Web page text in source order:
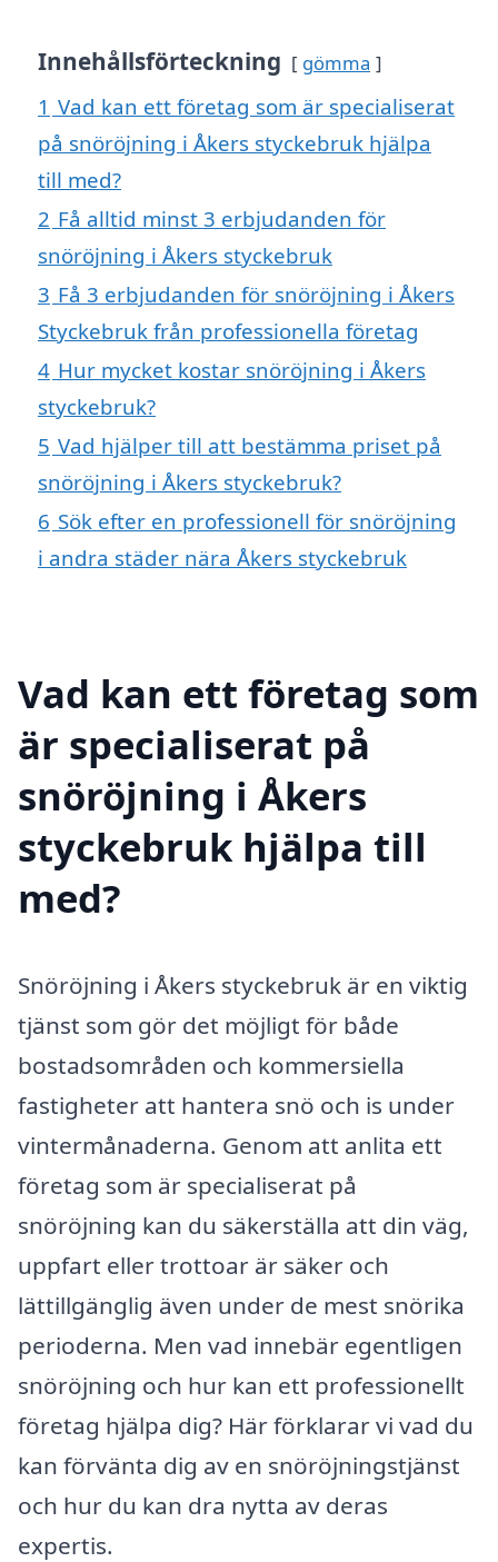
Innehållsförteckning gömma
1 Vad kan ett företag som är specialiserat
på snöröjning i Åkers styckebruk hjälpa
till med?
2 Få alltid minst 3 erbjudanden för
snöröjning i Åkers styckebruk
3 Få 3 erbjudanden för snöröjning i Åkers
Styckebruk från professionella företag
4 Hur mycket kostar snöröjning i Åkers
styckebruk?
5 Vad hjälper till att bestämma priset på
snöröjning i Åkers styckebruk?
6 Sök efter en professionell för snöröjning
i andra städer nära Åkers styckebruk
Vad kan ett företag som
är specialiserat på
snöröjning i Åkers
styckebruk hjälpa till
med?
Snöröjning i Åkers styckebruk är en viktig
tjänst som gör det möjligt för både
bostadsområden och kommersiella
fastigheter att hantera snö och is under
vintermånaderna. Genom att anlita ett
företag som är specialiserat på
snöröjning kan du säkerställa att din väg,
uppfart eller trottoar är säker och
lättillgänglig även under de mest snörika
perioderna. Men vad innebär egentligen
snöröjning och hur kan ett professionellt
företag hjälpa dig? Här förklarar vi vad du
kan förvänta dig av en snöröjningstjänst
och hur du kan dra nytta av deras
expertis.